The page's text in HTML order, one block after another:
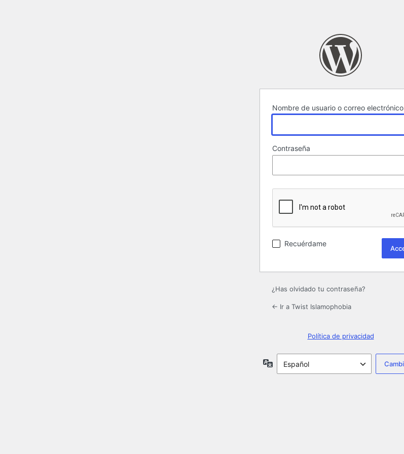
Nombre de usuario o correo electrónico
Contraseña
Recuérdame
¿Has olvidado tu contraseña?
← Ir a Twist Islamophobia
Política de privacidad
Idioma